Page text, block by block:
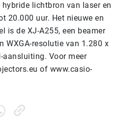
lichtbron van laser en
20.000 uur. Het nieuwe en
is de XJ-A255, een beamer
WXGA-resolutie van 1.280 x
aansluiting. Voor meer
of www.casio-